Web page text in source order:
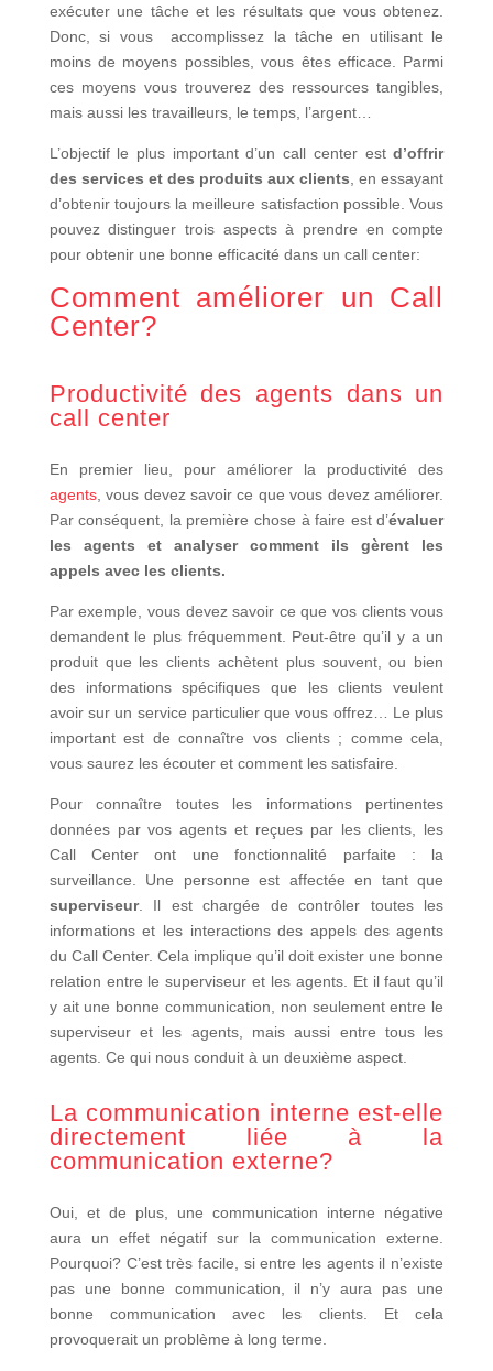
exécuter une tâche et les résultats que vous obtenez.
Donc, si vous accomplissez la tâche en utilisant le
moins de moyens possibles, vous êtes efficace. Parmi
ces moyens vous trouverez des ressources tangibles,
mais aussi les travailleurs, le temps, l’argent…
L’objectif le plus important d’un call center estd’offrir
des services et des produits aux clients , en essayant
d’obtenir toujours la meilleure satisfaction possible. Vous
pouvez distinguer trois aspects à prendre en compte
pour obtenir une bonne efficacité dans un call center:
Comment améliorer un Call
Center?
Productivité des agents dans un
call center
En premier lieu, pour améliorer la productivité des
agents, vous devez savoir ce que vous devez améliorer.
Par conséquent, la première chose à faire est d’évaluer
les agents et analyser comment ils gèrent les
appels avec les clients.
Par exemple, vous devez savoir ce que vos clients vous
demandent le plus fréquemment. Peut-être qu’il y a un
produit que les clients achètent plus souvent, ou bien
des informations spécifiques que les clients veulent
avoir sur un service particulier que vous offrez… Le plus
important est de connaître vos clients ; comme cela,
vous saurez les écouter et comment les satisfaire.
Pour connaître toutes les informations pertinentes
données par vos agents et reçues par les clients, les
Call Center ont une fonctionnalité parfaite : la
surveillance. Une personne est affectée en tant que
superviseur. Il est chargée de contrôler toutes les
informations et les interactions des appels des agents
du Call Center. Cela implique qu’il doit exister une bonne
relation entre le superviseur et les agents. Et il faut qu’il
y ait une bonne communication, non seulement entre le
superviseur et les agents, mais aussi entre tous les
agents. Ce qui nous conduit à un deuxième aspect.
La communication interne est-elle
directement liée à la
communication externe?
Oui, et de plus, une communication interne négative
aura un effet négatif sur la communication externe.
Pourquoi? C’est très facile, si entre les agents il n’existe
pas une bonne communication, il n’y aura pas une
bonne communication avec les clients. Et cela
provoquerait un problème à long terme.